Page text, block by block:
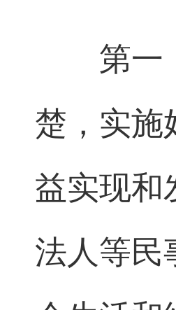
第一，
楚，实施
益实现和
法人等民